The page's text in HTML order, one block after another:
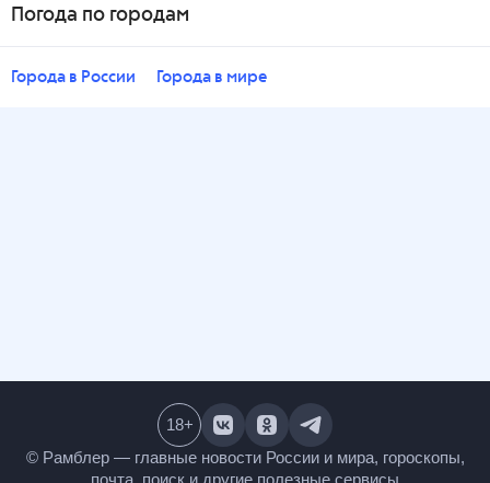
Погода по городам
Города в России Города в мире
© Рамблер — главные новости России и мира,
18+